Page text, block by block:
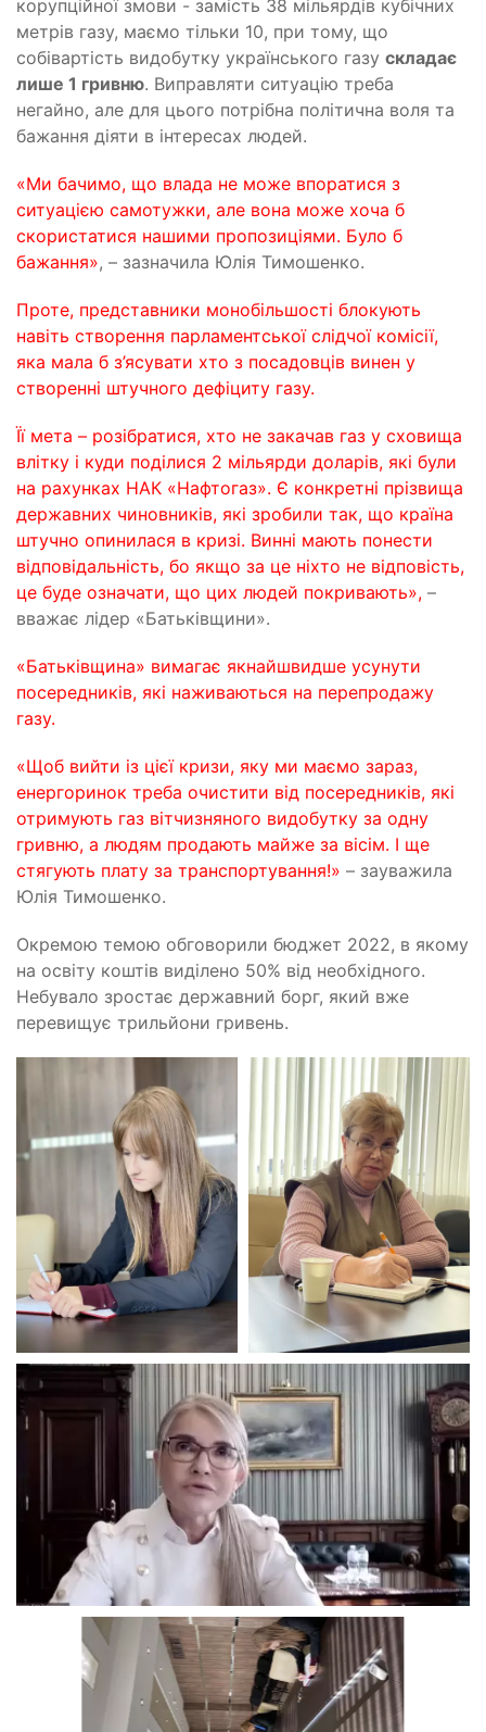
корупційної змови - замість 38 мільярдів кубічних
метрів газу, маємо тільки 10, при тому, що
собівартість видобутку українського газу складає
лише 1 гривню. Виправляти ситуацію треба
негайно, але для цього потрібна політична воля та
бажання діяти в інтересах людей.
«Ми бачимо, що влада не може впоратися з
ситуацією самотужки, але вона може хоча б
скористатися нашими пропозиціями. Було б
бажання», – зазначила Юлія Тимошенко.
Проте, представники монобільшості блокують
навіть створення парламентської слідчої комісії,
яка мала б з’ясувати хто з посадовців винен у
створенні штучного дефіциту газу.
Її мета – розібратися, хто не закачав газ у сховища
влітку і куди поділися 2 мільярди доларів, які були
на рахунках НАК «Нафтогаз». Є конкретні прізвища
державних чиновників, які зробили так, що країна
штучно опинилася в кризі. Винні мають понести
відповідальність, бо якщо за це ніхто не відповість,
це буде означати, що цих людей покривають», –
вважає лідер «Батьківщини».
«Батьківщина» вимагає якнайшвидше усунути
посередників, які наживаються на перепродажу
газу.
«Щоб вийти із цієї кризи, яку ми маємо зараз,
енергоринок треба очистити від посередників, які
отримують газ вітчизняного видобутку за одну
гривню, а людям продають майже за вісім. І ще
стягують плату за транспортування!» – зауважила
Юлія Тимошенко.
Окремою темою обговорили бюджет 2022, в якому
на освіту коштів виділено 50% від необхідного.
Небувало зростає державний борг, який вже
перевищує трильйони гривень.